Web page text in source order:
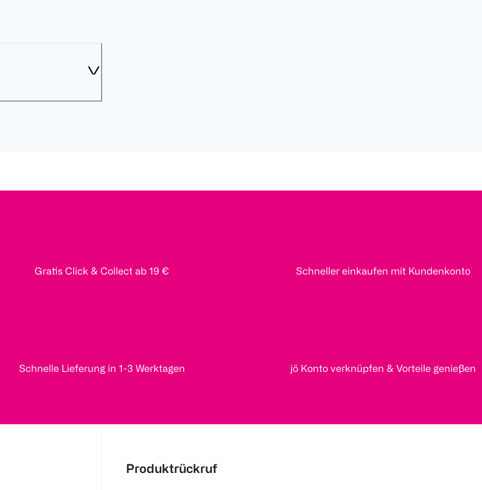
Gratis Click & Collect ab 19 € Schneller einkaufen mit Kundenkonto
Schnelle Lieferung in 1-3 Werktagen jö Konto verknüpfen & Vorteile genießen
Produktrückruf